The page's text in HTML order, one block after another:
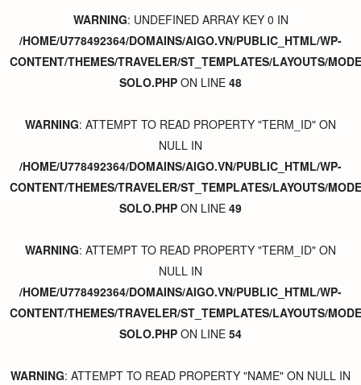
WARNING: UNDEFINED ARRAY KEY 0 IN
/HOME/U778492364/DOMAINS/AIGO.VN/PUBLIC_HTML/WP-
CONTENT/THEMES/TRAVELER/ST_TEMPLATES/LAYOUTS/
SOLO.PHP ON LINE 48
WARNING: ATTEMPT TO READ PROPERTY "TERM_ID" ON
NULL IN
/HOME/U778492364/DOMAINS/AIGO.VN/PUBLIC_HTML/WP-
CONTENT/THEMES/TRAVELER/ST_TEMPLATES/LAYOUTS/
SOLO.PHP ON LINE 49
WARNING: ATTEMPT TO READ PROPERTY "TERM_ID" ON
NULL IN
/HOME/U778492364/DOMAINS/AIGO.VN/PUBLIC_HTML/WP-
CONTENT/THEMES/TRAVELER/ST_TEMPLATES/LAYOUTS/
SOLO.PHP ON LINE 54
WARNING: ATTEMPT TO READ PROPERTY "NAME" ON NULL IN